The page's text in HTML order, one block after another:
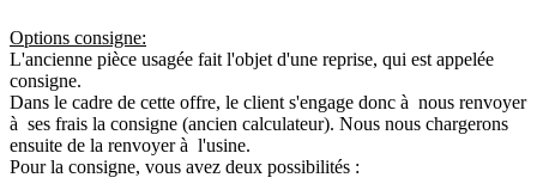
Options consigne:
L'ancienne pièce usagée fait l'objet d'une reprise, qui est appelée
consigne.
Dans le cadre de cette offre, le client s'engage donc à nous renvoyer
à ses frais la consigne (ancien calculateur). Nous nous chargerons
ensuite de la renvoyer à l'usine.
Pour la consigne, vous avez deux possibilités :